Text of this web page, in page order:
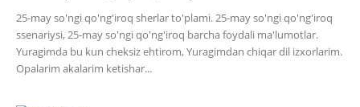
25-may so'ngi qo'ng'iroq sherlar to'plami. 25-may so'ngi qo'ng'iroq
ssenariysi, 25-may so'ngi qo'ng'iroq barcha foydali ma'lumotlar.
Yuragimda bu kun cheksiz ehtirom, Yuragimdan chiqar dil izxorlarim.
Opalarim akalarim ketishar...